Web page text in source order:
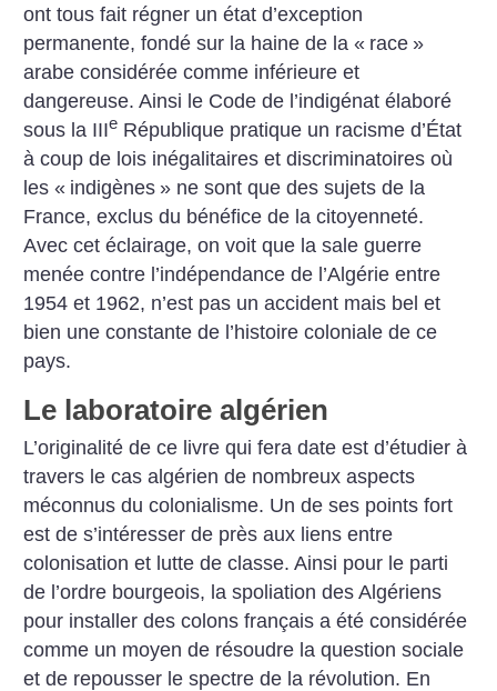
ont tous fait régner un état d’exception
permanente, fondé sur la haine de la « race »
arabe considérée comme inférieure et
dangereuse. Ainsi le Code de l’indigénat élaboré
sous la IIIe République pratique un racisme d’État
à coup de lois inégalitaires et discriminatoires où
les « indigènes » ne sont que des sujets de la
France, exclus du bénéfice de la citoyenneté.
Avec cet éclairage, on voit que la sale guerre
menée contre l’indépendance de l’Algérie entre
1954 et 1962, n’est pas un accident mais bel et
bien une constante de l’histoire coloniale de ce
pays.
Le laboratoire algérien
L’originalité de ce livre qui fera date est d’étudier à
travers le cas algérien de nombreux aspects
méconnus du colonialisme. Un de ses points fort
est de s’intéresser de près aux liens entre
colonisation et lutte de classe. Ainsi pour le parti
de l’ordre bourgeois, la spoliation des Algériens
pour installer des colons français a été considérée
comme un moyen de résoudre la question sociale
et de repousser le spectre de la révolution. En